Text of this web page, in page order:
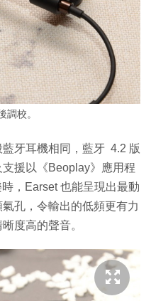
調校。
牙耳機相同，藍牙 4.2 版
援以《Beoplay》應用程
，Earset 也能呈現出最動
孔，令輸出的低頻更有力
度高的聲音。